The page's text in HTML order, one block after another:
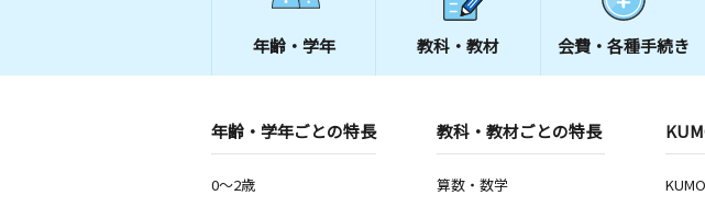
年齢・学年 教科・教材 会費・ 各種手続き
年齢・学年ごとの特長
0～2歳
教科・教材ごとの特長
算数・数学